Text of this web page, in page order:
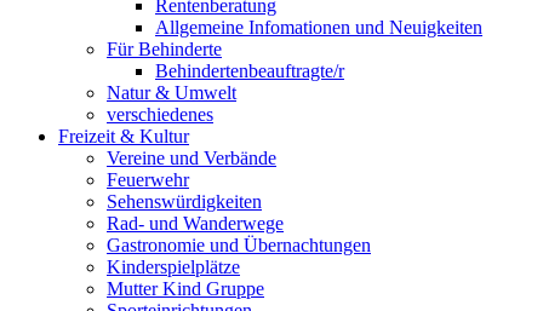
Rentenberatung
Allgemeine Infomationen und Neuigkeiten
Für Behinderte
Behindertenbeauftragte/r
Natur & Umwelt
verschiedenes
Freizeit & Kultur
Vereine und Verbände
Feuerwehr
Sehenswürdigkeiten
Rad- und Wanderwege
Gastronomie und Übernachtungen
Kinderspielplätze
Mutter Kind Gruppe